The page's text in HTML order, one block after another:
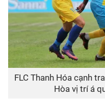
FLC Thanh Hóa cạnh
Hòa vị trí á